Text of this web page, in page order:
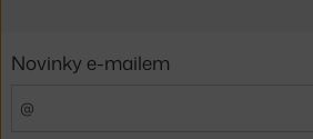
Novinky e-mailem